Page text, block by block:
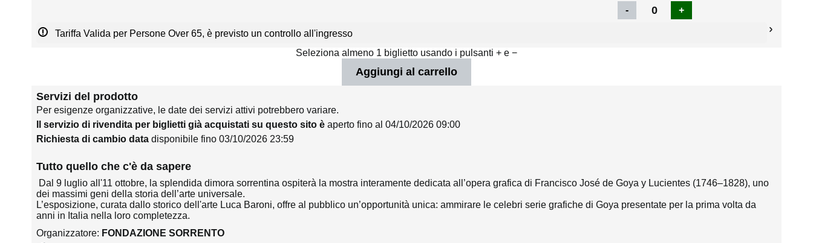
Tariffa Valida per Persone Over 65, è previsto un controllo all'ingresso
Seleziona almeno 1 biglietto usando i pulsanti + e −
Servizi del prodotto
Per esigenze organizzative, le date dei servizi attivi potrebbero variare.
Il servizio di rivendita per biglietti già acquistati su questo sito è aperto fino al 04/10/2026 09:00
Richiesta di cambio data disponibile fino 03/10/2026 23:59
Tutto quello che c'è da sapere
Dal 9 luglio all'11 ottobre, la splendida dimora sorrentina ospiterà la mostra interamente dedicata all’opera grafica di Francisco José de Goya y Lucientes (1746–1828), uno
dei massimi geni della storia dell’arte universale.
L’esposizione, curata dallo storico dell'arte Luca Baroni, offre al pubblico un’opportunità unica: ammirare le celebri serie grafiche di Goya presentate per la prima volta da
anni in Italia nella loro completezza.
Organizzatore: FONDAZIONE SORRENTO